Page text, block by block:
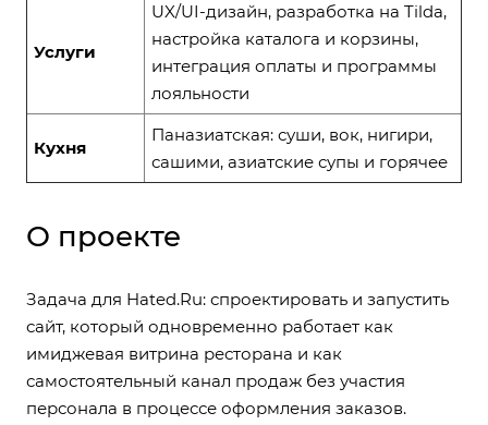
Услуги
UX/UI-дизайн, разработка на Tilda,
настройка каталога и корзины,
интеграция оплаты и программы
лояльности
Кухня
Паназиатская: суши, вок, нигири,
сашими, азиатские супы и горячее
О проекте
Задача для Hated.Ru: спроектировать и запустить
сайт, который одновременно работает как
имиджевая витрина ресторана и как
самостоятельный канал продаж без участия
персонала в процессе оформления заказов.